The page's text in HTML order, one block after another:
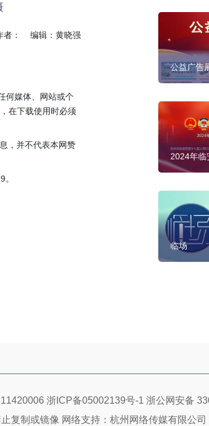
者： 编辑：黄晓强
何媒体、网站或个
在下载使用时必须
，并不代表本网赞
公益广告
2024年临
临场
浙ICP备05002139号-1 浙公网安备
复制或镜像 网络支持：杭州网络传媒有限公司